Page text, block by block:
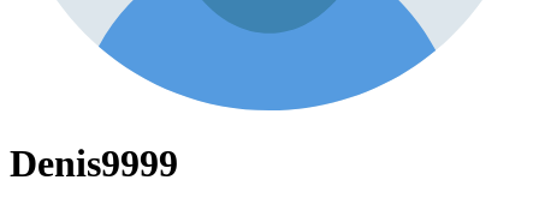
Denis9999